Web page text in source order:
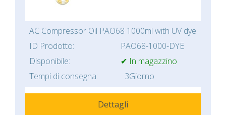
AC Compressor Oil PAO68 1000ml with UV dye
ID Prodotto:
PAO68-1000-DYE
Disponibile:
✔ In magazzino
Tempi di consegna:
3Giorno
Dettagli